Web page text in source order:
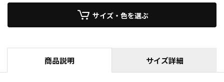
サイズ・色を選ぶ
商品説明 サイズ詳細